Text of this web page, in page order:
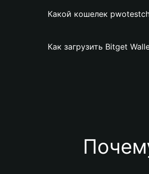
Какой кошелек
Как загрузить Bitget